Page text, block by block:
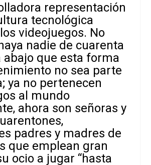
representación
tecnológica
videojuegos. No
nadie de cuarenta
abajo que esta forma
no sea parte
ya no pertenecen
al mundo
ahora son señoras y
padres y madres de
que emplean gran
ocio a jugar “hasta